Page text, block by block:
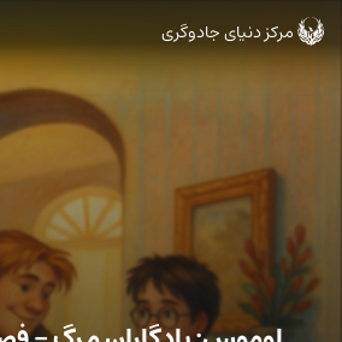
ورود
به
مرکز دنیای جادوگری